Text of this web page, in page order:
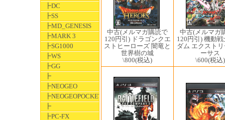
┣DC
┣SS
┣MD_GENESIS
┣MARK 3
┣SG1000
┣WS
┣GG
┣
┣NEOGEO
┣NEOGEOPOCKET
┣
┣PC-FX
中古(メルマガ購読で
120円引) ドラゴンクエ
ストヒーローズ 闇竜と
世界樹の城
\800(税込)
中古(メルマガ
120円引) 機動
ダム エクスト
ーサス
\600(税込)